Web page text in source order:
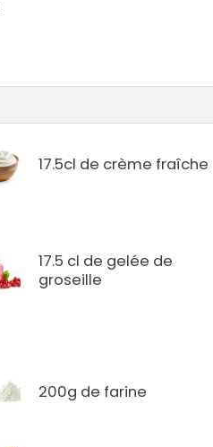
17.5cl de crème fraîche
17.5 cl de gelée de
groseille
200g de farine